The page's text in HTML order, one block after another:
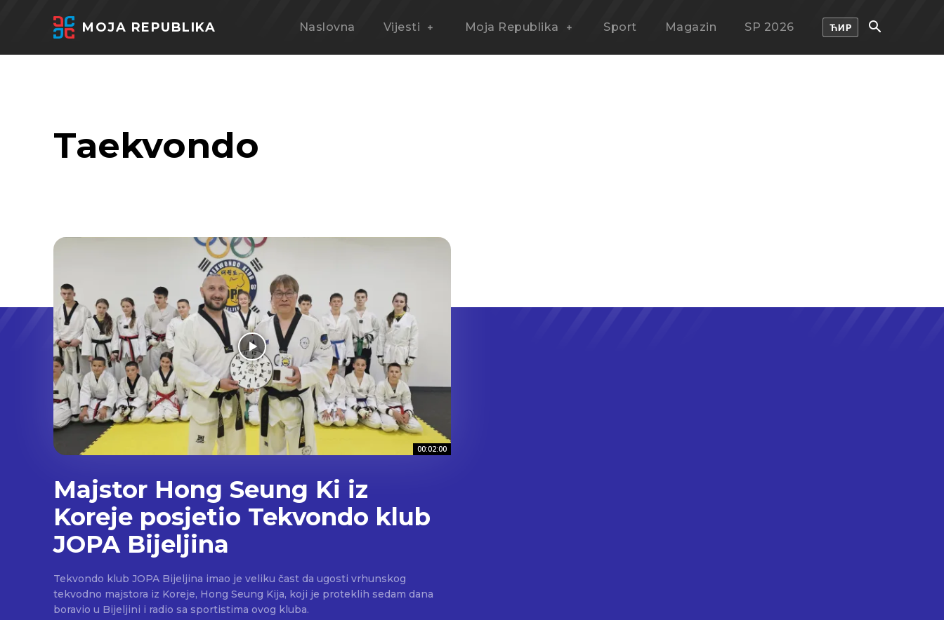
MOJA REPUBLIKA Naslovna Vijesti Moja Republika Sport Magazin SP 2026
Taekvondo
00:02:00
Majstor Hong Seung Ki iz
Koreje posjetio Tekvondo klub
JOPA Bijeljina
Tekvondo klub JOPA Bijeljina imao je veliku čast da ugosti vrhunskog
tekvodno majstora iz Koreje, Hong Seung Kija, koji je proteklih sedam dana
boravio u Bijeljini i radio sa sportistima ovog kluba.